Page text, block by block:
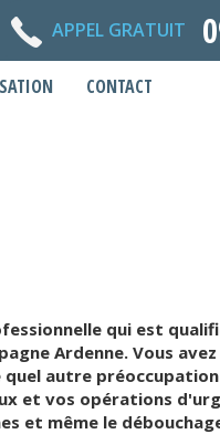
APPEL GRATUIT
CONTACT
qui est
Ardenne. Vous
autre
et vos opérations
et même le